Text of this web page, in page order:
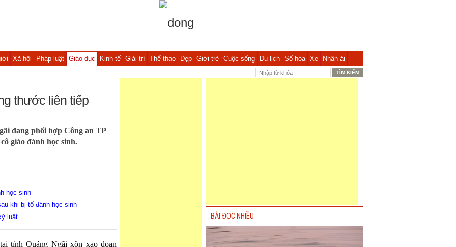
Xã hội Pháp luật Giáo dục Kinh tế Giải trí Thể thao Đẹp Giới trẻ Cuộc sống Du lịch Số hóa Xe Nhân ái
thước liên tiếp
đang phối hợp Công an TP
giáo đánh học sinh.
học sinh
khi bị tố đánh học sinh
luật
tỉnh Quảng Ngãi xôn xao đoạn
BÀI ĐỌC NHIỀU